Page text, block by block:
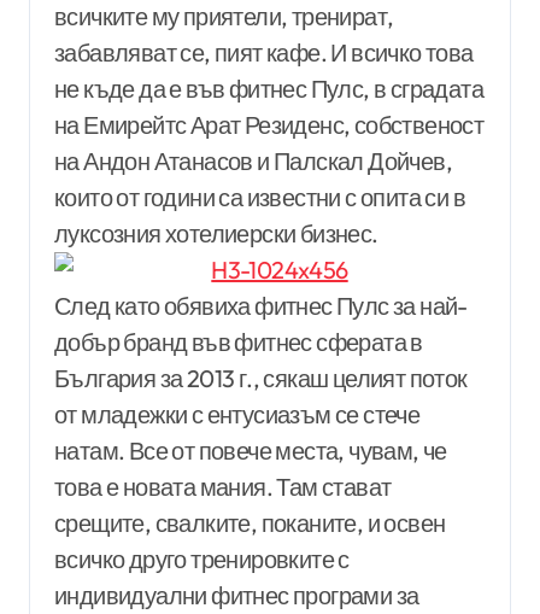
всичките му приятели, тренират,
забавляват се, пият кафе. И всичко това
не къде да е във фитнес Пулс, в сградата
на Емирейтс Арат Резиденс, собственост
на Андон Атанасов и Палскал Дойчев,
които от години са известни с опита си в
луксозния хотелиерски бизнес.
След като обявиха фитнес Пулс за най-
добър бранд във фитнес сферата в
България за 2013 г., сякаш целият поток
от младежки с ентусиазъм се стече
натам. Все от повече места, чувам, че
това е новата мания. Там стават
срещите, свалките, поканите, и освен
всичко друго тренировките с
индивидуални фитнес програми за